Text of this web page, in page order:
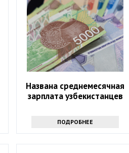
Названа среднемесячная
зарплата узбекистанцев
ПОДРОБНЕЕ